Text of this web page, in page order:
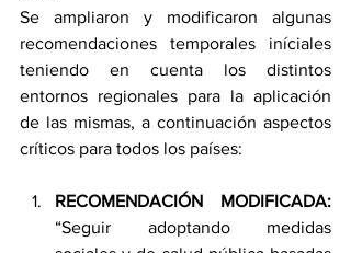
Se ampliaron y modificaron algunas
recomendaciones temporales iníciales
teniendo en cuenta los distintos
entornos regionales para la aplicación
de las mismas, a continuación aspectos
críticos para todos los países:
RECOMENDACIÓN MODIFICADA:
“Seguir adoptando medidas